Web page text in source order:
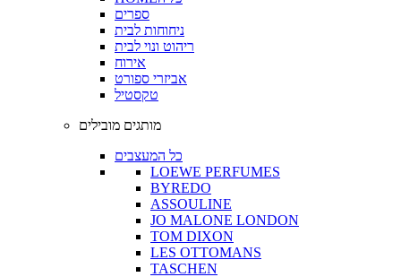
ספרים
ניחוחות לבית
ריהוט ונוי לבית
אירוח
אביזרי ספורט
טקסטיל
מותגים מובילים
כל המעצבים
LOEWE PERFUMES
BYREDO
ASSOULINE
JO MALONE LONDON
TOM DIXON
LES OTTOMANS
TASCHEN